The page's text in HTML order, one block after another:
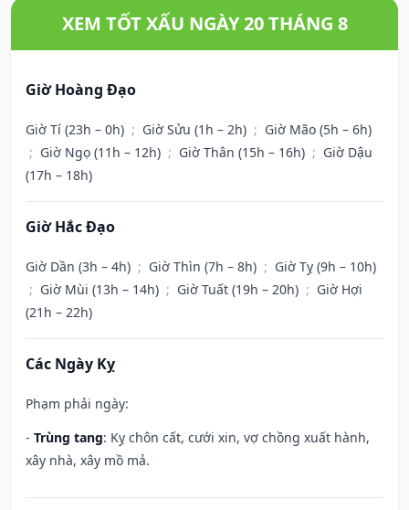
XEM TỐT XẤU NGÀY 20 THÁNG 8
Giờ Hoàng Đạo
Giờ Tí (23h – 0h) ; Giờ Sửu (1h – 2h) ; Giờ Mão (5h – 6h)
; Giờ Ngọ (11h – 12h) ; Giờ Thân (15h – 16h) ; Giờ Dậu
(17h – 18h)
Giờ Hắc Đạo
Giờ Dần (3h – 4h) ; Giờ Thìn (7h – 8h) ; Giờ Tỵ (9h – 10h)
; Giờ Mùi (13h – 14h) ; Giờ Tuất (19h – 20h) ; Giờ Hợi
(21h – 22h)
Các Ngày Kỵ
Phạm phải ngày:
- Trùng tang: Kỵ chôn cất, cưới xin, vợ chồng xuất hành,
xây nhà, xây mồ mả.